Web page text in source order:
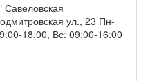
Савеловская
ул., 23 Пн-
18:00, Вс: 09:00-16:00